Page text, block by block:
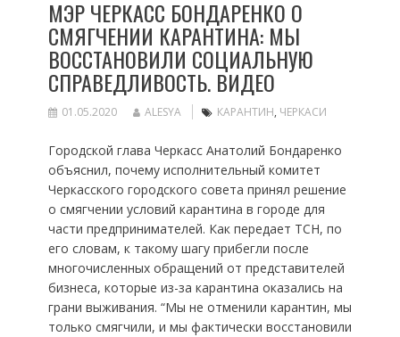
МЭР ЧЕРКАСС БОНДАРЕНКО О
СМЯГЧЕНИИ КАРАНТИНА: МЫ
ВОССТАНОВИЛИ СОЦИАЛЬНУЮ
СПРАВЕДЛИВОСТЬ. ВИДЕО
01.05.2020 ALESYA КАРАНТИН, ЧЕРКАСИ
Городской глава Черкасс Анатолий Бондаренко
объяснил, почему исполнительный комитет
Черкасского городского совета принял решение
о смягчении условий карантина в городе для
части предпринимателей. Как передает ТСН, по
его словам, к такому шагу прибегли после
многочисленных обращений от представителей
бизнеса, которые из-за карантина оказались на
грани выживания. “Мы не отменили карантин, мы
только смягчили, и мы фактически восстановили